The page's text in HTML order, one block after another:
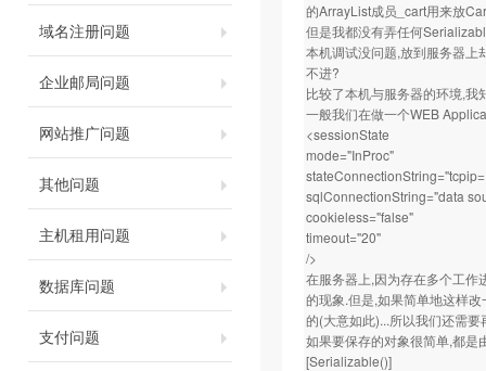
域名注册问题
企业邮局问题
网站推广问题
其他问题
主机租用问题
数据库问题
支付问题
的ArrayList成员_cart用来放
但是我都没有弄任何
本机调试没问题,放到服务器上
不进?
比较了本机与服务器的环境,
一般我们在做一个WEB
<sessionState
mode="InProc"
sqlConnectionString="data
cookieless="false"
timeout="20"
/>
在服务器上,因为存在多个工
的现象.但是,如果简单地这样
的(大意如此)...所以我们还需
如果要保存的对象很简单,都是
[Serializable()]